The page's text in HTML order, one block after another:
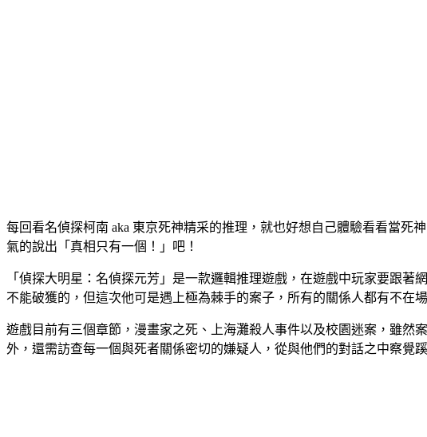
每回看名偵探柯南 aka 東京死神精采的推理，就也好想自己體驗看看當
氣的說出「真相只有一個！」吧！
「偵探大明星：名偵探元芳」是一款邏輯推理遊戲，在遊戲中玩家要跟
不能破獲的，但這次他可是遇上極為棘手的案子，所有的關係人都有不在
遊戲目前有三個章節，漫畫家之死、上海灘殺人事件以及校園迷案，雖
外，還需訪查每一個與死者關係密切的嫌疑人，從與他們的對話之中察覺